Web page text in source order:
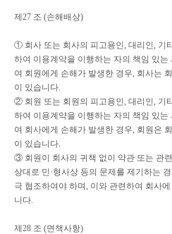
제 27 조 (손해배상)
① 회사 또는 회사의 피고용인, 대리인, 기
하여 이용계약을 이행하는 자의 책임 있
여 회원에게 손해가 발생한 경우, 회사는
이 있습니다.
② 회원 또는 회원의 피고용인, 대리인, 기
하여 이용계약을 이행하는 자의 책임 있
여 회사에게 손해가 발생한 경우, 회원은
이 있습니다.
③ 회원이 회사의 귀책 없이 약관 또는 관
상대로 민 ·형사상 등의 문제를 제기하는
극 협조하여야 하며, 이와 관련하여 회사
니다.
제 28 조 (면책사항)